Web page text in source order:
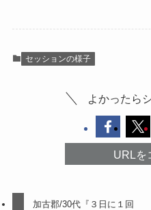
セッションの様子
よかったら
URLを
加古郡/30代『３日に１回